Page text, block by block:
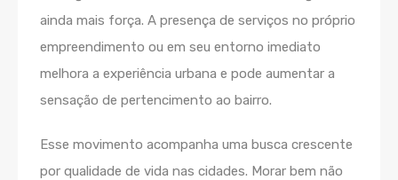
ainda mais força. A presença de serviços no próprio
empreendimento ou em seu entorno imediato
melhora a experiência urbana e pode aumentar a
sensação de pertencimento ao bairro.
Esse movimento acompanha uma busca crescente
por qualidade de vida nas cidades. Morar bem não